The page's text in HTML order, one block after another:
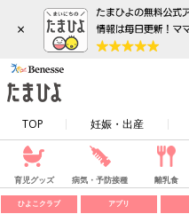
×
TOP 妊娠・出産
育児グッズ 病気・予防接種 離乳食
ひよこクラブ アプリ